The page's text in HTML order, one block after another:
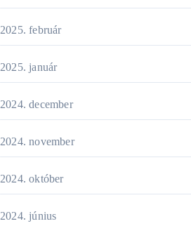
2025. február
2025. január
2024. december
2024. november
2024. október
2024. június